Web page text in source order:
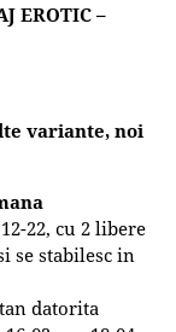
EROTIC –
variante, noi
22, cu 2 libere
se stabilesc in
datorita